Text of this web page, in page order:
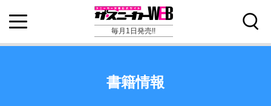
毎月1日発売!!
書籍情報